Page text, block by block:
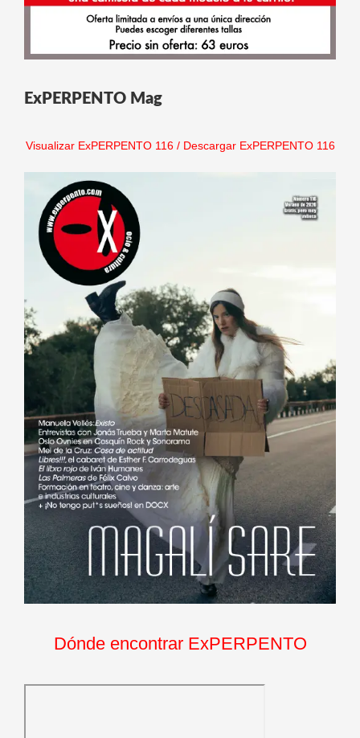
ExPERPENTO Mag
Visualizar ExPERPENTO 116/ Descargar ExPERPENTO 116
Dónde encontrar ExPERPENTO